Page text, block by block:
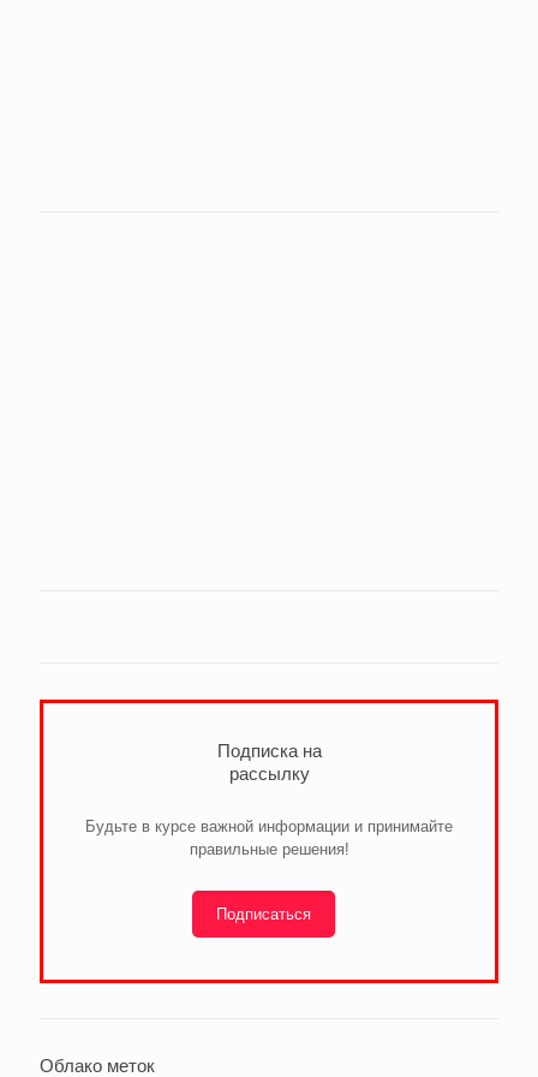
Подписка на
рассылку
Будьте в курсе важной информации и принимайте
правильные решения!
Подписаться
Облако меток